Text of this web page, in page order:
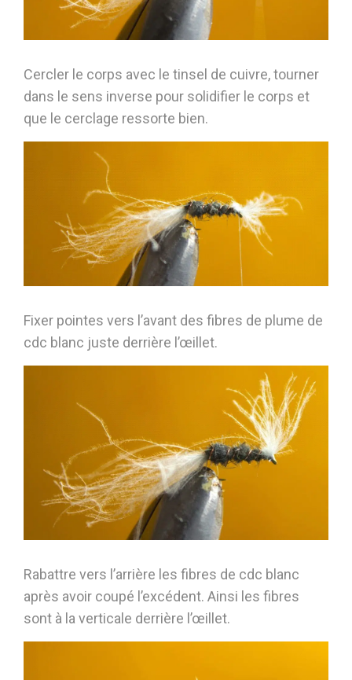
Cercler le corps avec le tinsel de cuivre, tourner
dans le sens inverse pour solidifier le corps et
que le cerclage ressorte bien.
Fixer pointes vers l’avant des fibres de plume de
cdc blanc juste derrière l’œillet.
Rabattre vers l’arrière les fibres de cdc blanc
après avoir coupé l’excédent. Ainsi les fibres
sont à la verticale derrière l’œillet.